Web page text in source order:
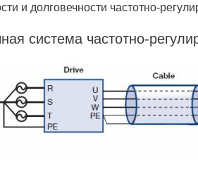
и долговечности частотно-
система частотно-